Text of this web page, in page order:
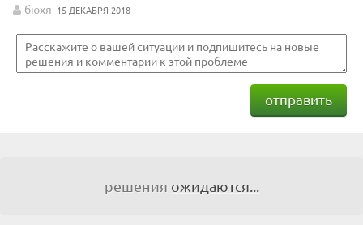
бюхя 15 ДЕКАБРЯ 2018
отправить
решения ожидаются...